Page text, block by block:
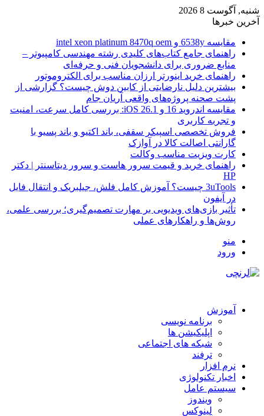
شنبه, آگوست 8 2026
آخرین خبرها
مقایسه 6538y و intel xeon platinum 8470q oem
راهنمای جامع کتاب‌های کلیدی رشته مهندسی کامپیوتر –
منابع ضروری برای دانشجویان فنی و حرفه‌ای
راهنمای خرید اینورتر ارزان مناسب برای الکتروموتور
بیشترین دلیل نارضایتی از کابین دوش چیست؟ گزارشی از
پشت صحنه پروژه‌های واقعی آریان جام
مقایسه اندروید 16 و iOS 26.1: بررسی کامل سرعت، امنیت
و تجربه کاربری
فروش تخصصی اسپیکر سقفی، باند اکتیو و باند پسیو با
گارانتی اصالت کالا در آوازک
کارت ویزیت مناسب وکالت
راهنمای خرید و قیمت سرور هاست و سرور دیتاسنتر | دکتر
HP
3uTools چیست؟ آموزش کامل فلش، جیلبریک و انتقال فایل
در آیفون
تأثیر بازی‌های ویدیویی بر مهارت تصمیم‌گیری؛ بررسی علمی،
روش‌ها و راهکارهای عملی
منو
ورود
آموزش
برنامه نویسی
اپلیکیشن ها
شبکه های اجتماعی
ترفند
نرم افزار
اخبار تکنولوژی
سیستم عامل
ویندوز
لینوکس